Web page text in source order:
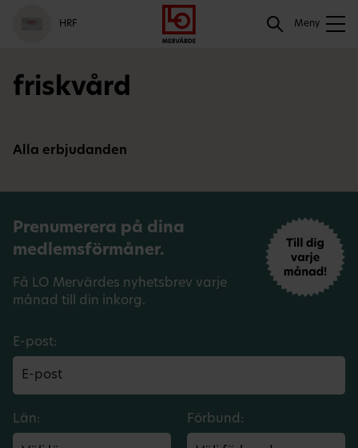
Gå
till
meny
Logga
in
Hoppa
till
innehåll
HRF Meny
Sök
friskvård
Alla erbjudanden
Prenumerera på dina
medlemsförmåner.
Få LO Mervärdes nyhetsbrev varje
månad till din inkorg.
E-post:
Län: Förbund: